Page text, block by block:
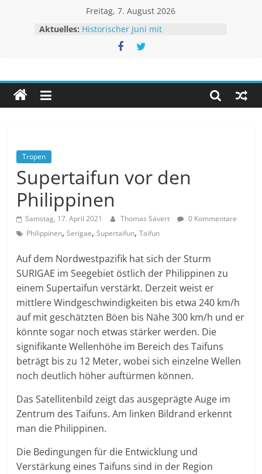
Freitag, 7. August 2026
Aktuelles: Historischer Juni mit
Rekordtemperaturen
Juli 2026 – Hochsommer mit Folgen
Unwetteragentur
powered
Tropen
Supertaifun vor den
Philippinen
Samstag, 17. April 2021 Thomas Sävert
0 Kommentare
Philippinen,Serigae,Supertaifun,Taifun
Auf dem Nordwestpazifik hat sich der Sturm
SURIGAE im Seegebiet östlich der Philippinen zu
einem Supertaifun verstärkt. Derzeit weist er
mittlere Windgeschwindigkeiten bis etwa 240 km/h
auf mit geschätzten Böen bis Nähe 300 km/h und er
könnte sogar noch etwas stärker werden. Die
signifikante Wellenhöhe im Bereich des Taifuns
beträgt bis zu 12 Meter, wobei sich einzelne Wellen
noch deutlich höher auftürmen können.
Das Satellitenbild zeigt das ausgeprägte Auge im
Zentrum des Taifuns. Am linken Bildrand erkennt
man die Philippinen.
Die Bedingungen für die Entwicklung und
Verstärkung eines Taifuns sind in der Region